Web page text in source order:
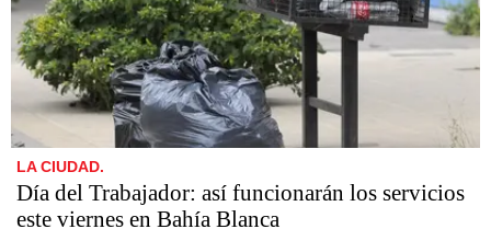
LA CIUDAD.
Día del Trabajador: así funcionarán los servicios
este viernes en Bahía Blanca